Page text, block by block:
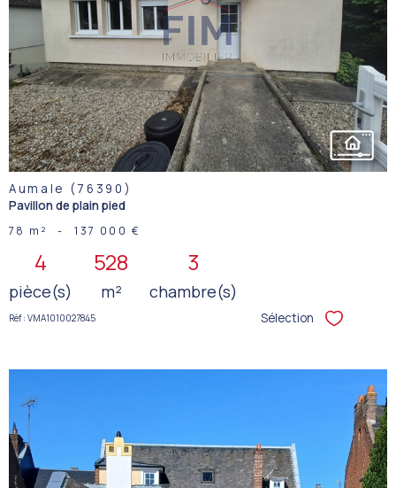
VOIR LE
BIEN
Aumale (76390)
Pavillon de plain pied
78 m² - 137 000 €
4
pièce(s)
528
m²
3
chambre(s)
Réf : VMA1010027845 Sélection Sélectionner